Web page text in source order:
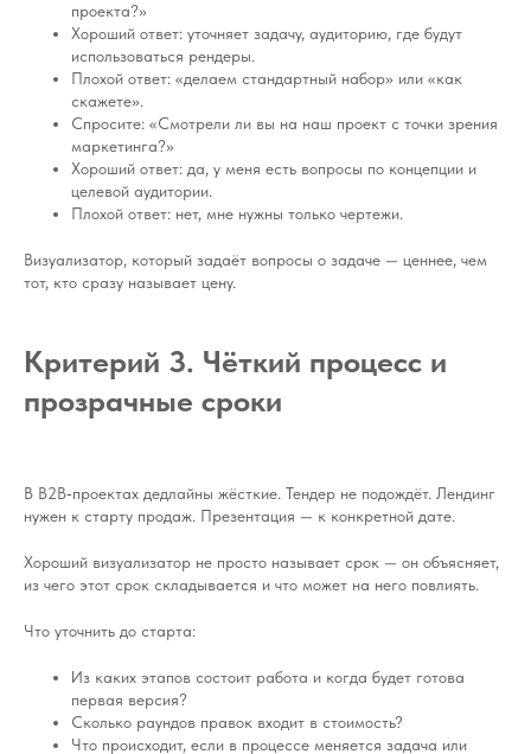
проекта?»
Хороший ответ: уточняет задачу, аудиторию, где будут
использоваться рендеры.
Плохой ответ: «делаем стандартный набор» или «как
скажете».
Спросите: «Смотрели ли вы на наш проект с точки зрения
маркетинга?»
Хороший ответ: да, у меня есть вопросы по концепции и
целевой аудитории.
Плохой ответ: нет, мне нужны только чертежи.
Визуализатор, который задаёт вопросы о задаче — ценнее, чем
тот, кто сразу называет цену.
Критерий 3. Чёткий процесс и
прозрачные сроки
В B2B‑проектах дедлайны жёсткие. Тендер не подождёт. Лендинг
нужен к старту продаж. Презентация — к конкретной дате.
Хороший визуализатор не просто называет срок — он объясняет,
из чего этот срок складывается и что может на него повлиять.
Что уточнить до старта:
Из каких этапов состоит работа и когда будет готова
первая версия?
Сколько раундов правок входит в стоимость?
Что происходит, если в процессе меняется задача или